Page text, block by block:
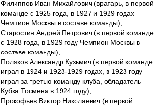
Филиппов Иван Михайлович (вратарь, в первой
команде с 1925 года, в 1927 и 1929 годах
Чемпион Москвы в составе команды),
Старостин Андрей Петрович (в первой команде
с 1928 года, в 1929 году Чемпион Москвы в
составе команды),
Поляков Александр Кузьмич (в первой команде
играл в 1924 и 1928-1929 годах, в 1923 году
играл за третью команду клуба, обладатель
Кубка Тосмена в 1924 году),
Прокофьев Виктор Николаевич (в первой